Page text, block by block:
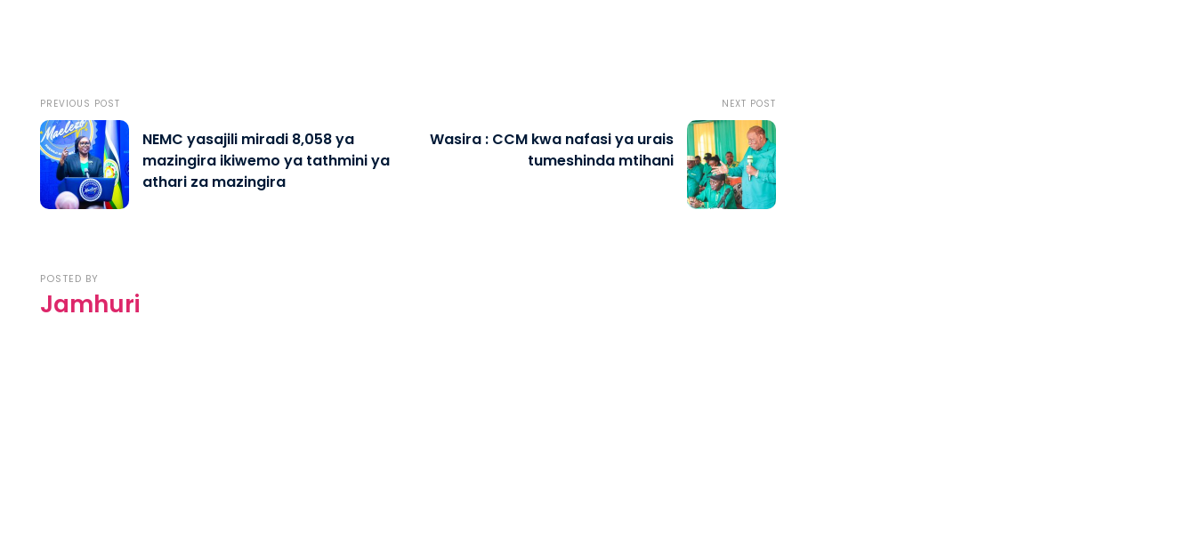
PREVIOUS POST
NEMC yasajili miradi 8,058 ya
mazingira ikiwemo ya tathmini ya
athari za mazingira
NEXT POST
Wasira : CCM kwa nafasi ya urais
tumeshinda mtihani
POSTED BY
Jamhuri